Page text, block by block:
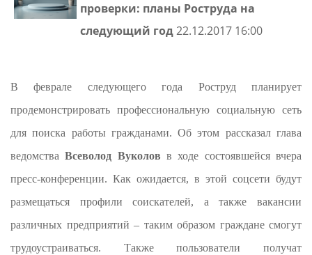
проверки: планы Роструда на
следующий год22.12.2017 16:00
В феврале следующего года Роструд планирует
продемонстрировать профессиональную социальную сеть
для поиска работы гражданами. Об этом рассказал глава
ведомстваВсеволод Вуколов в ходе состоявшейся вчера
пресс-конференции. Как ожидается, в этой соцсети будут
размещаться профили соискателей, а также вакансии
различных предприятий – таким образом граждане смогут
трудоустраиваться. Также пользователи получат